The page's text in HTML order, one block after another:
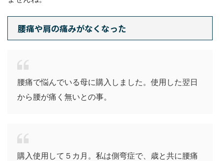
腰痛や肩の痛みがなくなった
腰痛で悩んでいる母に購入しました。使用した翌日
から腰が痛く無いとの事。
購入使用して５カ月。私は側弯症で、歳と共に腰痛